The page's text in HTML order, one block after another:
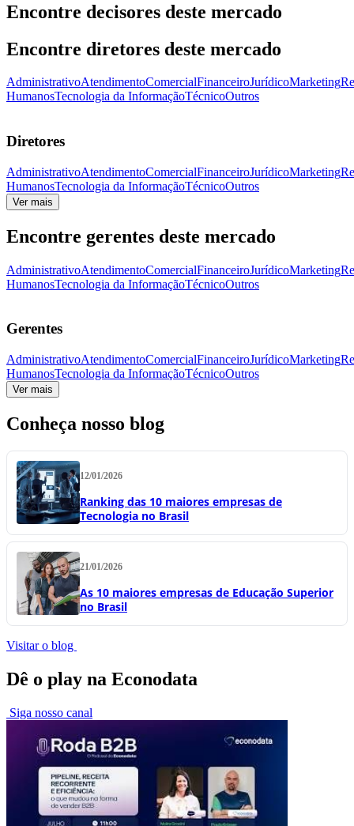
Encontre decisores deste mercado
Encontre diretores deste mercado
AdministrativoAtendimentoComercialFinanceiroJurídicoMarketing
HumanosTecnologia da InformaçãoTécnicoOutros
Diretores
AdministrativoAtendimentoComercialFinanceiroJurídicoMarketing
HumanosTecnologia da InformaçãoTécnicoOutros
Ver mais
Encontre gerentes deste mercado
AdministrativoAtendimentoComercialFinanceiroJurídicoMarketing
HumanosTecnologia da InformaçãoTécnicoOutros
Gerentes
AdministrativoAtendimentoComercialFinanceiroJurídicoMarketing
HumanosTecnologia da InformaçãoTécnicoOutros
Ver mais
Conheça nosso blog
12/01/2026
Ranking das 10 maiores empresas de
Tecnologia no Brasil
21/01/2026
As 10 maiores empresas de Educação Superior
no Brasil
Visitar o blog
Dê o play na Econodata
Siga nosso canal